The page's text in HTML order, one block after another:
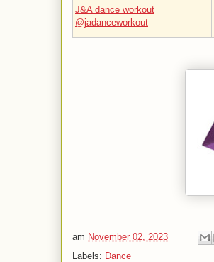
J&A dance workout
@jadanceworkout
am November 02, 2023
Labels: Dance